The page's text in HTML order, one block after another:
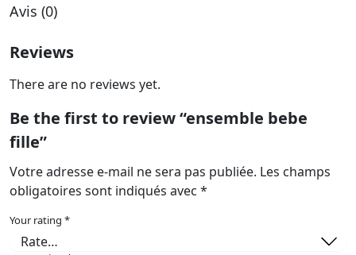
Avis (0)
Reviews
There are no reviews yet.
Be the first to review “ensemble bebe
fille”
Votre adresse e-mail ne sera pas publiée. Les champs
obligatoires sont indiqués avec *
Your rating *